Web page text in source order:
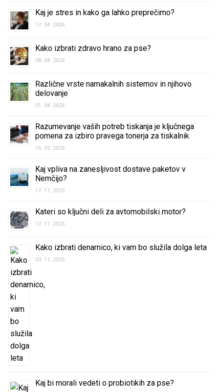
Kaj je stres in kako ga lahko preprečimo?
17. 04. 2026
Kako izbrati zdravo hrano za pse?
08. 04. 2026
Različne vrste namakalnih sistemov in njihovo
delovanje
01. 04. 2026
Razumevanje vaših potreb tiskanja je ključnega
pomena za izbiro pravega tonerja za tiskalnik
16. 02. 2026
Kaj vpliva na zanesljivost dostave paketov v
Nemčijo?
17. 11. 2025
Kateri so ključni deli za avtomobilski motor?
12. 11. 2025
Kako izbrati denarnico, ki vam bo služila dolga leta
03. 11. 2025
Kaj bi morali vedeti o probiotikih za pse?